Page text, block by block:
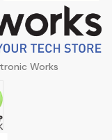
Works